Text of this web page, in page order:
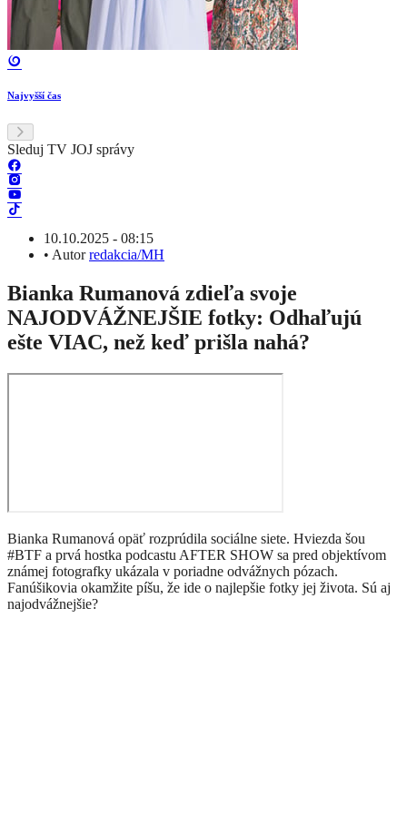
Najvyšší čas
Sleduj TV JOJ správy
10.10.2025 - 08:15
• Autorredakcia/MH
Bianka Rumanová zdieľa svoje
NAJODVÁŽNEJŠIE fotky: Odhaľujú
ešte VIAC, než keď prišla nahá?
Bianka Rumanová opäť rozprúdila sociálne siete. Hviezda šou
#BTF a prvá hostka podcastu AFTER SHOW sa pred objektívom
známej fotografky ukázala v poriadne odvážnych pózach.
Fanúšikovia okamžite píšu, že ide o najlepšie fotky jej života. Sú aj
najodvážnejšie?